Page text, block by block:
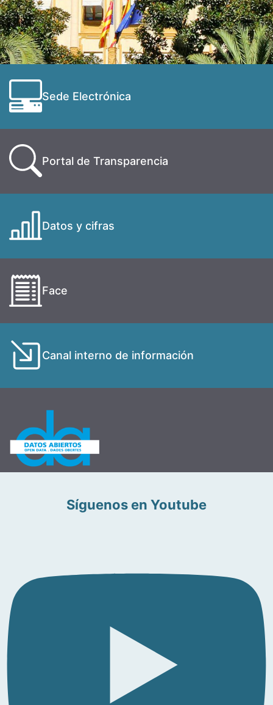
Sede Electrónica
Portal de Transparencia
Datos y cifras
Face
Canal interno de información
Síguenos en Youtube